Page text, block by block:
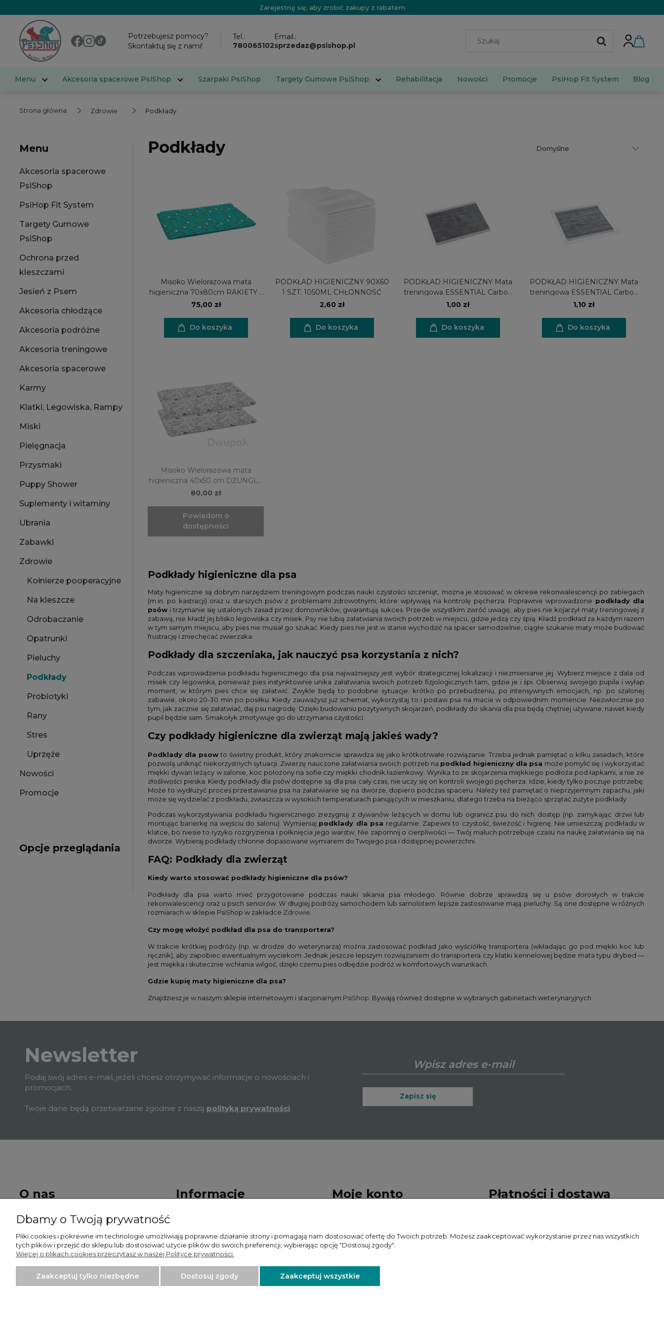
Zarejestruj się, aby zrobić zakupy z rabatem
Potrzebujesz pomocy?
Skontaktuj się z nami!
Tel.:
780065102
Email.:
sprzedaz@psishop.pl
Menu Akcesoria spacerowe PsiShop Szarpaki PsiShop Targety Gumowe PsiShop Rehabilitacja Nowości Promocje PsiHop Fit System Blog
Strona główna Zdrowie Podkłady
Menu
Akcesoria spacerowe
PsiShop
PsiHop Fit System
Targety Gumowe
PsiShop
Ochrona przed
kleszczami
Jesień z Psem
Akcesoria chłodzące
Akcesoria podróżne
Akcesoria treningowe
Akcesoria spacerowe
Karmy
Klatki, Legowiska, Rampy
Miski
Pielęgnacja
Przysmaki
Puppy Shower
Suplementy i witaminy
Ubrania
Zabawki
Zdrowie
Kołnierze pooperacyjne
Na kleszcze
Odrobaczanie
Opatrunki
Pieluchy
Podkłady
Probiotyki
Rany
Stres
Uprzęże
Nowości
Promocje
Opcje przeglądania
Podkłady
Misoko Wielorazowa mata
higieniczna 70x80cm RAKIETY 1
sztuka
75,00 zł
Do koszyka
PODKŁAD HIGIENICZNY 90X60
1 SZT. 1050ML CHŁONNOŚĆ
2,60 zł
Do koszyka
PODKŁAD HIGIENICZNY Mata
treningowa ESSENTIAL Carbon
45x60cm
1,00 zł
Do koszyka
PODKŁAD HIGIENICZNY Mata
treningowa ESSENTIAL Carbon
60x60cm
1,10 zł
Do koszyka
Misoko Wielorazowa mata
higieniczna 40x50 cm DŻUNGLA
2 sztuki
80,00 zł
Powiadom o
dostępności
Podkłady higieniczne dla psa
Maty higieniczne są dobrym narzędziem treningowym podczas nauki czystości szczeniąt, można je stosować w okresie rekonwalescencji po zabiegach
(m.in. po kastracji) oraz u starszych psów z problemami zdrowotnymi, które wpływają na kontrolę pęcherza. Poprawnie wprowadzone podkłady dla
psów i trzymanie się ustalonych zasad przez domowników, gwarantują sukces. Przede wszystkim zwróć uwagę, aby pies nie kojarzył maty treningowej z
zabawą, nie kładź jej blisko legowiska czy misek. Psy nie lubią załatwiania swoich potrzeb w miejscu, gdzie jedzą czy śpią. Kładź podkład za każdym razem
w tym samym miejscu, aby pies nie musiał go szukać. Kiedy pies nie jest w stanie wychodzić na spacer samodzielnie, ciągłe szukanie maty może budować
frustrację i zniechęcać zwierzaka.
Podkłady dla szczeniaka, jak nauczyć psa korzystania z nich?
Podczas wprowadzenia podkładu higienicznego dla psa najważniejszy jest wybór strategicznej lokalizacji i niezmienianie jej. Wybierz miejsce z dala od
misek czy legowiska, ponieważ pies instynktownie unika załatwiania swoich potrzeb fizjologicznych tam, gdzie je i śpi. Obserwuj swojego pupila i wyłap
moment, w którym pies chce się załatwić. Zwykle będą to podobne sytuacje: krótko po przebudzeniu, po intensywnych emocjach, np. po szalonej
zabawie, około 20-30 min po posiłku. Kiedy zauważysz już schemat, wykorzystaj to i postaw psa na macie w odpowiednim momencie. Niezwłocznie po
tym, jak zacznie się załatwiać, daj psu nagrodę. Dzięki budowaniu pozytywnych skojarzeń, podkłady do sikania dla psa będą chętniej używane, nawet kiedy
pupil będzie sam. Smakołyk zmotywuje go do utrzymania czystości.
Czy podkłady higieniczne dla zwierząt mają jakieś wady?
Podklady dla psow to świetny produkt, który znakomicie sprawdza się jako krótkotrwałe rozwiązanie. Trzeba jednak pamiętać o kilku zasadach, które
pozwolą uniknąć niekorzystnych sytuacji. Zwierzę nauczone załatwiania swoich potrzeb na podkład higieniczny dla psa może pomylić się i wykorzystać
miękki dywan leżący w salonie, koc położony na sofie czy miękki chodnik łazienkowy. Wynika to ze skojarzenia miękkiego podłoża pod łapkami, a nie ze
złośliwości pieska. Kiedy podkłady dla psów dostępne są dla psa cały czas, nie uczy się on kontroli swojego pęcherza. Idzie, kiedy tylko poczuje potrzebę.
Może to wydłużyć proces przestawiania psa na załatwianie się na dworze, dopiero podczas spaceru. Należy też pamiętać o nieprzyjemnym zapachu, jaki
może się wydzielać z podkładu, zwłaszcza w wysokich temperaturach panujących w mieszkaniu, dlatego trzeba na bieżąco sprzątać zużyte podkłady.
Podczas wykorzystywania podkładu higienicznego zrezygnuj z dywanów leżących w domu lub ogranicz psu do nich dostęp (np. zamykając drzwi lub
montując barierkę na wejściu do salonu). Wymieniaj podklady dla psa regularnie. Zapewni to czystość, świeżość i higienę. Nie umieszczaj podkładu w
klatce, bo niesie to ryzyko rozgryzienia i połknięcia jego warstw. Nie zapomnij o cierpliwości — Twój maluch potrzebuje czasu na naukę załatwiania się na
dworze. Wybieraj podkłady chłonne dopasowane wymiarem do Twojego psa i dostępnej powierzchni.
FAQ: Podkłady dla zwierząt
Kiedy warto stosować podkłady higieniczne dla psów?
Podkłady dla psa warto mieć przygotowane podczas nauki sikania psa młodego. Równie dobrze sprawdzą się u psów dorosłych w trakcie
rekonwalescencji oraz u psich seniorów. W długiej podróży samochodem lub samolotem lepsze zastosowanie mają pieluchy. Są one dostępne w różnych
rozmiarach w sklepie PsiShop w zakładce Zdrowie.
Czy mogę włożyć podkład dla psa do transportera?
W trakcie krótkiej podróży (np. w drodze do weterynarza) można zastosować podkład jako wyściółkę transportera (wkładając go pod miękki koc lub
ręcznik), aby zapobiec ewentualnym wyciekom. Jednak jeszcze lepszym rozwiązaniem do transportera czy klatki kennelowej będzie mata typu drybed —
jest miękka i skutecznie wchłania wilgoć, dzięki czemu pies odbędzie podróż w komfortowych warunkach.
Gdzie kupię maty higieniczne dla psa?
Znajdziesz je w naszym sklepie internetowym i stacjonarnym PsiShop. Bywają również dostępne w wybranych gabinetach weterynaryjnych.
Newsletter
Podaj swój adres e-mail, jeżeli chcesz otrzymywać informacje o nowościach i
promocjach.
Twoje dane będą przetwarzane zgodnie z naszą polityką prywatności
Zapisz się
O nas
Kontakt i dane firmy
Informacje
Polityka prywatności
Moje konto
Zwroty i reklamacje
Ustawienia konta
Płatności i dostawa
Czas i koszty dostawy
Dbamy o Twoją prywatność
Pliki cookies i pokrewne im technologie umożliwiają poprawne działanie strony i pomagają nam dostosować ofertę do Twoich potrzeb. Możesz zaakceptować wykorzystanie przez nas wszystkich
tych plików i przejść do sklepu lub dostosować użycie plików do swoich preferencji, wybierając opcję "Dostosuj zgody".
Więcej o plikach cookies przeczytasz w naszej Polityce prywatności.
Zaakceptuj tylko niezbędne Dostosuj zgody Zaakceptuj wszystkie